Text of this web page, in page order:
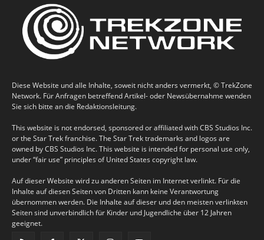
Diese Website und alle Inhalte, soweit nicht anders vermerkt, © TrekZone
Network. Für Anfragen betreffend Artikel- oder Newsübernahme wenden
Sie sich bitte an die Redaktionsleitung.
This website is not endorsed, sponsored or affiliated with CBS Studios Inc.
or the Star Trek franchise. The Star Trek trademarks and logos are
owned by CBS Studios Inc. This website is intended for personal use only,
under “fair use” principles of United States copyright law.
Auf dieser Website wird zu anderen Seiten im Internet verlinkt. Für die
Inhalte auf diesen Seiten von Dritten kann keine Verantwortung
übernommen werden. Die Inhalte auf dieser und den meisten verlinkten
Seiten sind unverbindlich für Kinder und Jugendliche über 12 Jahren
geeignet.